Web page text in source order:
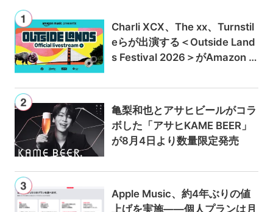
Charli XCX、The xx、Turnstil
eらが出演する＜Outside Land
s Festival 2026＞がAmazon M
ブ配信
亀梨和也とアサヒビールがコラ
ボした「アサヒKAME BEER」
が8月4日より数量限定発売
Apple Music、約4年ぶりの値
上げを実施——個人プランは月